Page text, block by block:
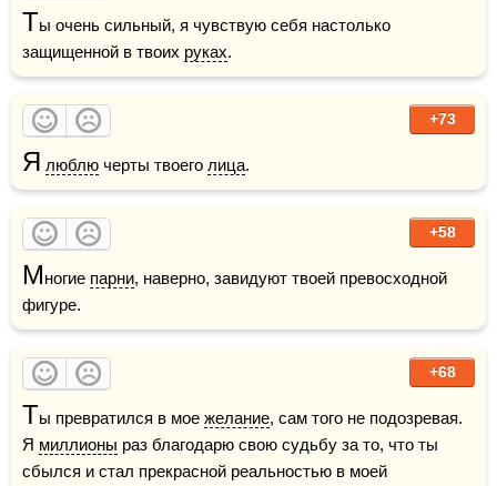
Ты очень сильный, я чувствую себя настолько
защищенной в твоих руках.
+73
Я люблю черты твоего лица.
+58
Многие парни, наверно, завидуют твоей превосходной
фигуре.
+68
Ты превратился в мое желание, сам того не подозревая.
Я миллионы раз благодарю свою судьбу за то, что ты
сбылся и стал прекрасной реальностью в моей